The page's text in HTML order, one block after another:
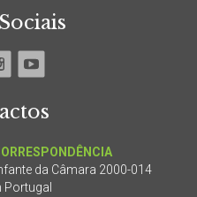
da Câmara 2000-014
Portugal